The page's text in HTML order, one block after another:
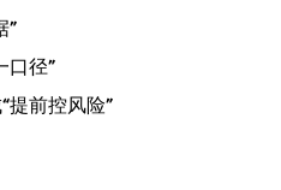
”
口径”
提前控风险”